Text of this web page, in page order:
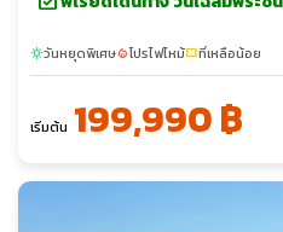
sunnyวันหยุดพิเศษlocal_fire_departmentโปรไฟไหม้confirmation_numberที่เหลือน้อย
เริ่มต้น 199,990 ฿